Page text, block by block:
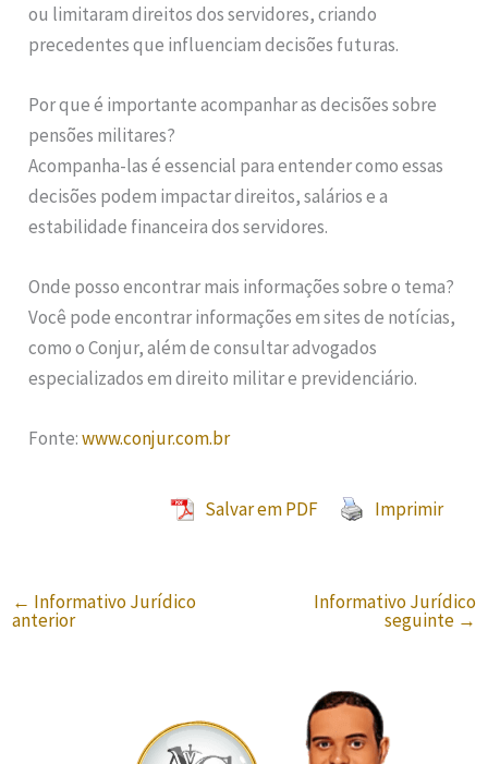
ou limitaram direitos dos servidores, criando
precedentes que influenciam decisões futuras.
Por que é importante acompanhar as decisões sobre
pensões militares?
Acompanha-las é essencial para entender como essas
decisões podem impactar direitos, salários e a
estabilidade financeira dos servidores.
Onde posso encontrar mais informações sobre o tema?
Você pode encontrar informações em sites de notícias,
como o Conjur, além de consultar advogados
especializados em direito militar e previdenciário.
Fonte:www.conjur.com.br
Salvar em PDF Imprimir
← Informativo Jurídico
anterior
Informativo Jurídico
seguinte →